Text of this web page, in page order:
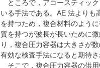
ところで，アコースティック
いる手法である。AE 法より
を持つため，複合材料のよう
質を持つが波長が長いために
り，複合圧力容器は大きさが
有効な検査手法になると期待さ
そこで，複合圧力容器の供